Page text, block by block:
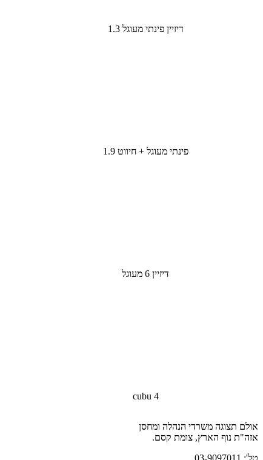
דיזיין פינתי מעוגל 1.3
פינתי מעוגל + חיווט 1.9
דיזיין 6 מעוגל
cubu 4
אולם תצוגה משרדי הנהלה ומחסן
אזה"ת נוף הארץ, צומת קסם.
טל': 03-9097011